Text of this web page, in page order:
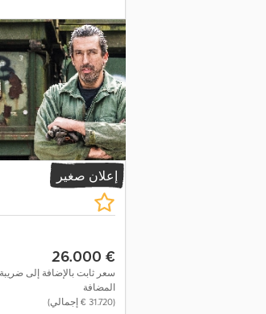
إعلان صغير
‏26.000 €
سعر ثابت بالإضافة إلى ضريبة
المضافة
(‏31.720 € إجمالي)